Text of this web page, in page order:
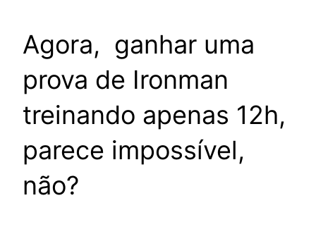
Agora, ganhar uma
prova de Ironman
treinando apenas 12h,
parece impossível,
não?